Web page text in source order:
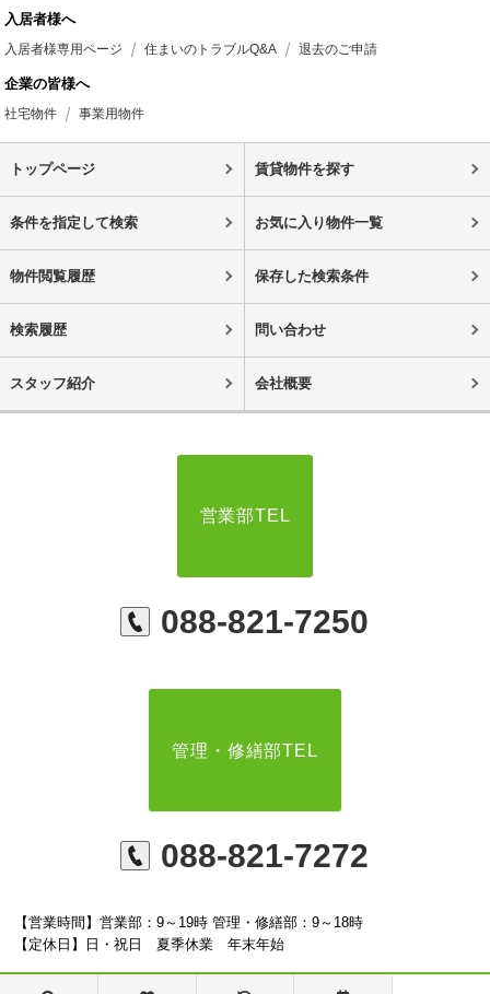
入居者様へ
入居者様専用ページ 住まいのトラブルQ&A 退去のご申請
企業の皆様へ
社宅物件 事業用物件
トップページ 賃貸物件を探す
条件を指定して検索 お気に入り物件一覧
物件閲覧履歴 保存した検索条件
検索履歴 問い合わせ
スタッフ紹介 会社概要
営業部TEL
088-821-7250
管理・修繕部TEL
088-821-7272
【営業時間】営業部：9～19時 管理・修繕部：9～18時
【定休日】日・祝日 夏季休業 年末年始